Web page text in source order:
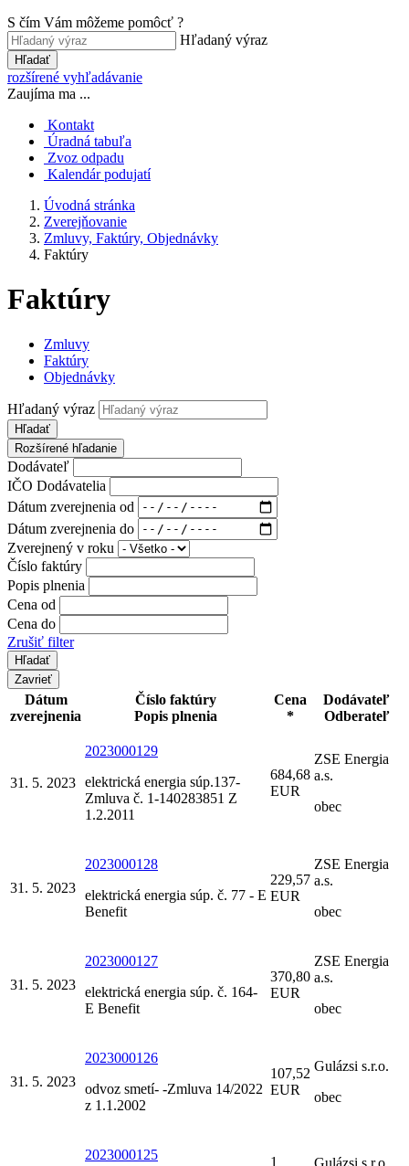
S čím Vám môžeme pomôcť ?
Hľadaný výraz
Hľadať
rozšírené vyhľadávanie
Zaujíma ma ...
Kontakt
Úradná tabuľa
Zvoz odpadu
Kalendár podujatí
Úvodná stránka
Zverejňovanie
Zmluvy, Faktúry, Objednávky
Faktúry
Faktúry
Zmluvy
Faktúry
Objednávky
Hľadaný výraz
Hľadať
Rozšírené hľadanie
Dodávateľ
IČO Dodávatelia
Dátum zverejnenia od
Dátum zverejnenia do
Zverejnený v roku
Číslo faktúry
Popis plnenia
Cena od
Cena do
Zrušiť filter
Zavrieť
Dátum
zverejnenia
Číslo faktúry
Popis plnenia
Cena
*
Dodávateľ
Odberateľ
31. 5. 2023
2023000129
elektrická energia súp.137-
Zmluva č. 1-140283851 Z
1.2.2011
684,68
EUR
ZSE Energia
a.s.
obec
31. 5. 2023
2023000128
elektrická energia súp. č. 77 - E
Benefit
229,57
EUR
ZSE Energia
a.s.
obec
31. 5. 2023
2023000127
elektrická energia súp. č. 164-
E Benefit
370,80
EUR
ZSE Energia
a.s.
obec
31. 5. 2023
2023000126
odvoz smetí- -Zmluva 14/2022
z 1.1.2002
107,52
EUR
Gulázsi s.r.o.
obec
2023000125 1 Gulázsi s.r.o.